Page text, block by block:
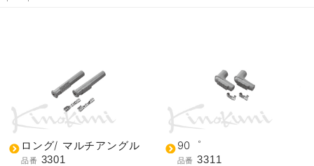
ロング/ マルチアングル
品番 3301
90゜
品番 3311